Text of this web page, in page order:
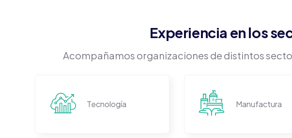
Experiencia en los
Acompañamos organizaciones de distintos
Tecnología Manufactura